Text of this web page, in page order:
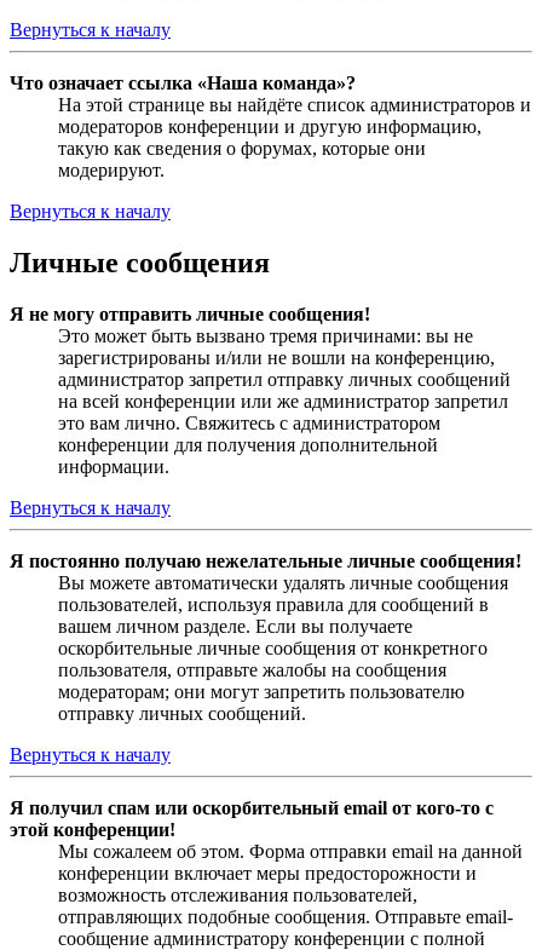
Вернуться к началу
Что означает ссылка «Наша команда»?
На этой странице вы найдёте список администраторов и
модераторов конференции и другую информацию,
такую как сведения о форумах, которые они
модерируют.
Вернуться к началу
Личные сообщения
Я не могу отправить личные сообщения!
Это может быть вызвано тремя причинами: вы не
зарегистрированы и/или не вошли на конференцию,
администратор запретил отправку личных сообщений
на всей конференции или же администратор запретил
это вам лично. Свяжитесь с администратором
конференции для получения дополнительной
информации.
Вернуться к началу
Я постоянно получаю нежелательные личные сообщения!
Вы можете автоматически удалять личные сообщения
пользователей, используя правила для сообщений в
вашем личном разделе. Если вы получаете
оскорбительные личные сообщения от конкретного
пользователя, отправьте жалобы на сообщения
модераторам; они могут запретить пользователю
отправку личных сообщений.
Вернуться к началу
Я получил спам или оскорбительный email от кого-то с
этой конференции!
Мы сожалеем об этом. Форма отправки email на данной
конференции включает меры предосторожности и
возможность отслеживания пользователей,
отправляющих подобные сообщения. Отправьте email-
сообщение администратору конференции с полной